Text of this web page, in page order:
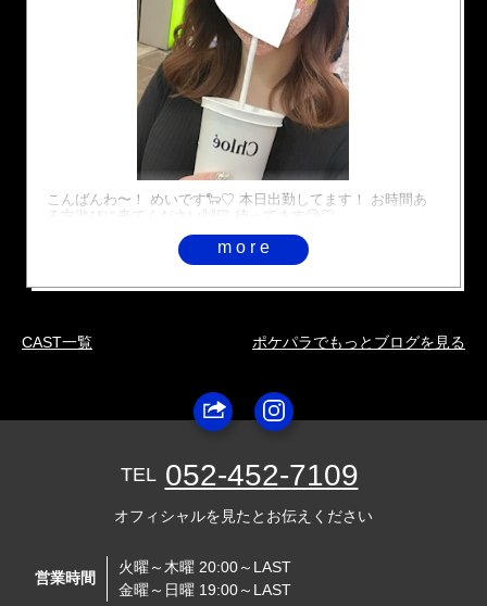
こんばんわ〜！ めいです🐑♡ 本日出勤してます！ お時間あ
る方遊びに来てください🙌🏻 待ってます😌♡
more
ポケパラでもっとブログを見る
CAST一覧
TEL 052-452-7109
オフィシャルを見たとお伝えください
営業時間
火曜～木曜 20:00～LAST
金曜～日曜 19:00～LAST